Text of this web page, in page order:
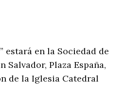
estará en la Sociedad de
Salvador, Plaza España,
de la Iglesia Catedral